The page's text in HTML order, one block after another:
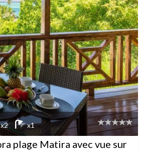
x2 x1
plage Matira avec vue sur